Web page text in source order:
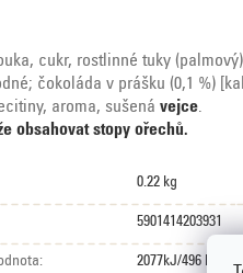
cukr, rostlinné tuky
čokoláda v prášku (0,1 %)
aroma, sušená vejce.
obsahovat stopy ořechů.
0.22 kg
5901414203931
2077kJ/496 kcal